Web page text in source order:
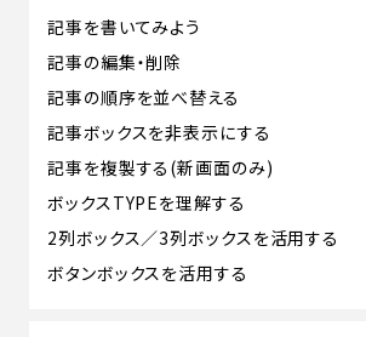
記事を書いてみよう
記事の編集・削除
記事の順序を並べ替える
記事ボックスを非表示にする
記事を複製する(新画面のみ)
ボックスTYPEを理解する
2列ボックス／3列ボックスを活用する
ボタンボックスを活用する